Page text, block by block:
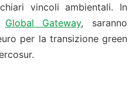
vincoli ambientali. In
Global Gateway, saranno
per la transizione green